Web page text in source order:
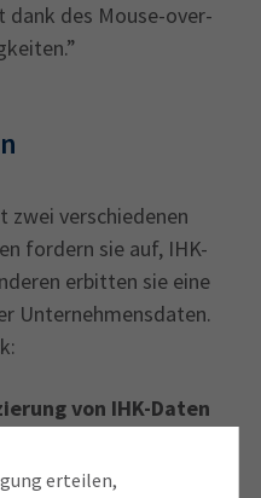
erteilen,
dank des Mouse-over-
verschiedenen
fordern sie auf, IHK-
erbitten sie eine
Unternehmensdaten.
von IHK-Daten
„contact@running-